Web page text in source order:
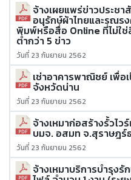
จ้างเผยแพร่ข่าวประช
อนุรักษ์ผ้าไทยและรณร
พิมพ์หรือสื่อ Online ที่ไม่ใ
ต่ำกว่า 5 ข่าว
วันที่ 23 กันยายน 2562
เช่าอาคารพาณิชย์ เพื่
จังหวัดน่าน
วันที่ 23 กันยายน 2562
จ้างเหมาก่อสร้างรั้วไว
บมจ. อสมท จ.สุราษฎร์
วันที่ 23 กันยายน 2562
จ้างเหมาบริการบำรุง